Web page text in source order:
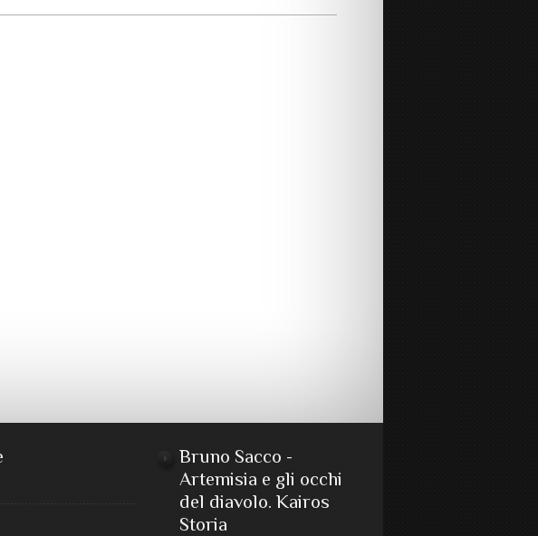
Bruno Sacco -
Artemisia e gli occhi
del diavolo. Kairos
Storia